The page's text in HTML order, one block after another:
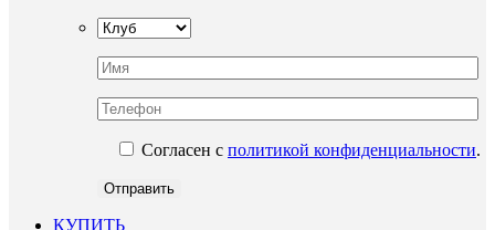
Согласен с политикой конфиденциальности.
КУПИТЬ